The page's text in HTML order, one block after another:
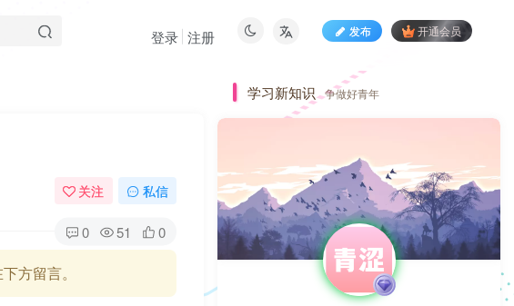
发布 开通会员
登录 注册
关注 私信
0 51 0
方留言。
学习新知识 争做好青年